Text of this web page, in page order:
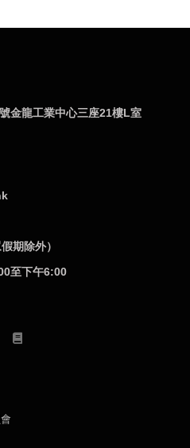
金龍工業中心三座21樓L室
期除外）
至下午6:00